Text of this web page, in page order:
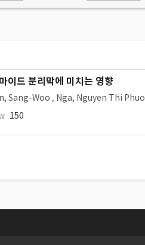
이드 분리막에 미치는 영향
Sang-Woo , Nga, Nguyen Thi
150